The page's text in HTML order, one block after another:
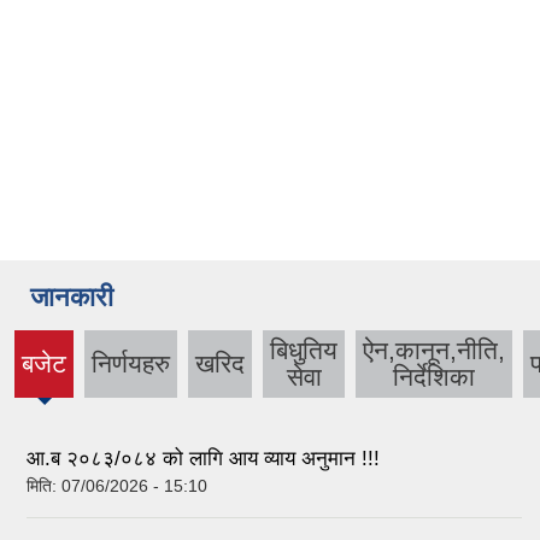
जानकारी
बजेट
(active
tab)
निर्णयहरु खरिद
बिधुतिय
सेवा
ऐन,कानून,नीति,
निर्देशिका
आ.ब २०८३/०८४ को लागि आय व्याय अनुमान !!!
मिति: 07/06/2026 - 15:10